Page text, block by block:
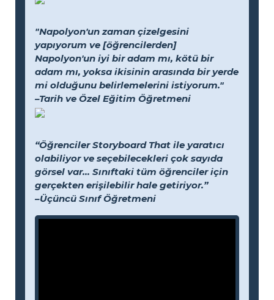
"Napolyon'un zaman çizelgesini
yapıyorum ve [öğrencilerden]
Napolyon'un iyi bir adam mı, kötü bir
adam mı, yoksa ikisinin arasında bir yerde
mi olduğunu belirlemelerini istiyorum."
–Tarih ve Özel Eğitim Öğretmeni
“Öğrenciler Storyboard That ile yaratıcı
olabiliyor ve seçebilecekleri çok sayıda
görsel var... Sınıftaki tüm öğrenciler için
gerçekten erişilebilir hale getiriyor.”
–Üçüncü Sınıf Öğretmeni